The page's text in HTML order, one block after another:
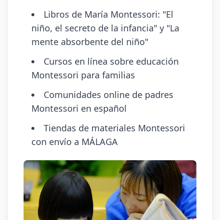
Libros de María Montessori: "El
niño, el secreto de la infancia" y "La
mente absorbente del niño"
Cursos en línea sobre educación
Montessori para familias
Comunidades online de padres
Montessori en español
Tiendas de materiales Montessori
con envío a MÁLAGA